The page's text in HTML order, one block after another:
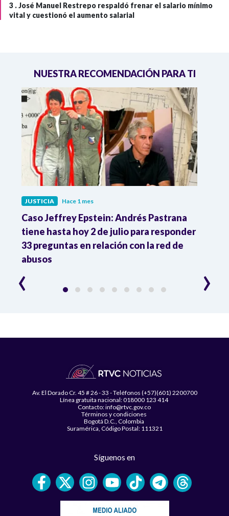
3 .José Manuel Restrepo respaldó frenar el salario mínimo
vital y cuestionó el aumento salarial
NUESTRA RECOMENDACIÓN PARA TI
JUSTICIA Hace 1 mes
Caso Jeffrey Epstein: Andrés Pastrana
tiene hasta hoy 2 de julio para responder
33 preguntas en relación con la red de
abusos
‹ ›
Av. El Dorado Cr. 45 # 26 - 33 - Teléfonos (+57)(601) 2200700
Línea gratuita nacional: 018000 123 414
Contacto: info@rtvc.gov.co
Términos y condiciones
Bogotá D.C., Colombia
Suramérica, Código Postal: 111321
Síguenos en